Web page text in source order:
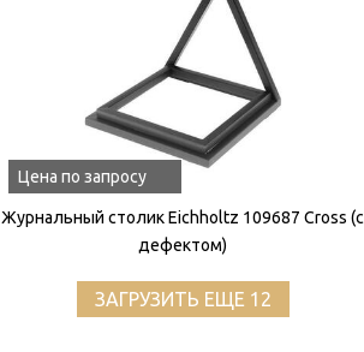
Цена по запросу
Журнальный столик Eichholtz 109687 Cross (с
дефектом)
ЗАГРУЗИТЬ ЕЩЕ 12